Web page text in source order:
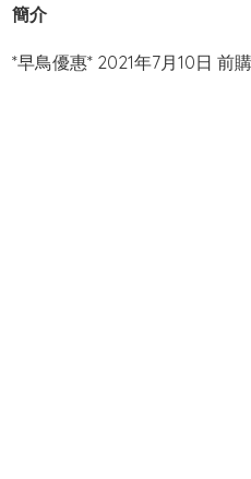
簡介
*早鳥優惠* 2021年7月10日 前